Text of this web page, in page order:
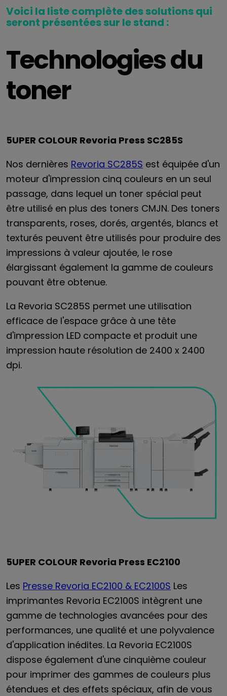
Voici la liste complète des solutions qui
seront présentées sur le stand :
Technologies du
toner
5UPER COLOUR Revoria Press SC285S
Nos dernières Revoria SC285S est équipée d'un
moteur d'impression cinq couleurs en un seul
passage, dans lequel un toner spécial peut
être utilisé en plus des toners CMJN. Des toners
transparents, roses, dorés, argentés, blancs et
texturés peuvent être utilisés pour produire des
impressions à valeur ajoutée, le rose
élargissant également la gamme de couleurs
pouvant être obtenue.
La Revoria SC285S permet une utilisation
efficace de l'espace grâce à une tête
d'impression LED compacte et produit une
impression haute résolution de 2400 x 2400
dpi.
5UPER COLOUR Revoria Press EC2100
Les Presse Revoria EC2100 & EC2100S Les
imprimantes Revoria EC2100S intègrent une
gamme de technologies avancées pour des
performances, une qualité et une polyvalence
d'application inédites. La Revoria EC2100S
dispose également d'une cinquième couleur
pour imprimer des gammes de couleurs plus
étendues et des effets spéciaux, afin de vous